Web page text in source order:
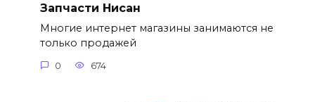
Запчасти Нисан
Многие интернет магазины занимаются не
только продажей
0 674